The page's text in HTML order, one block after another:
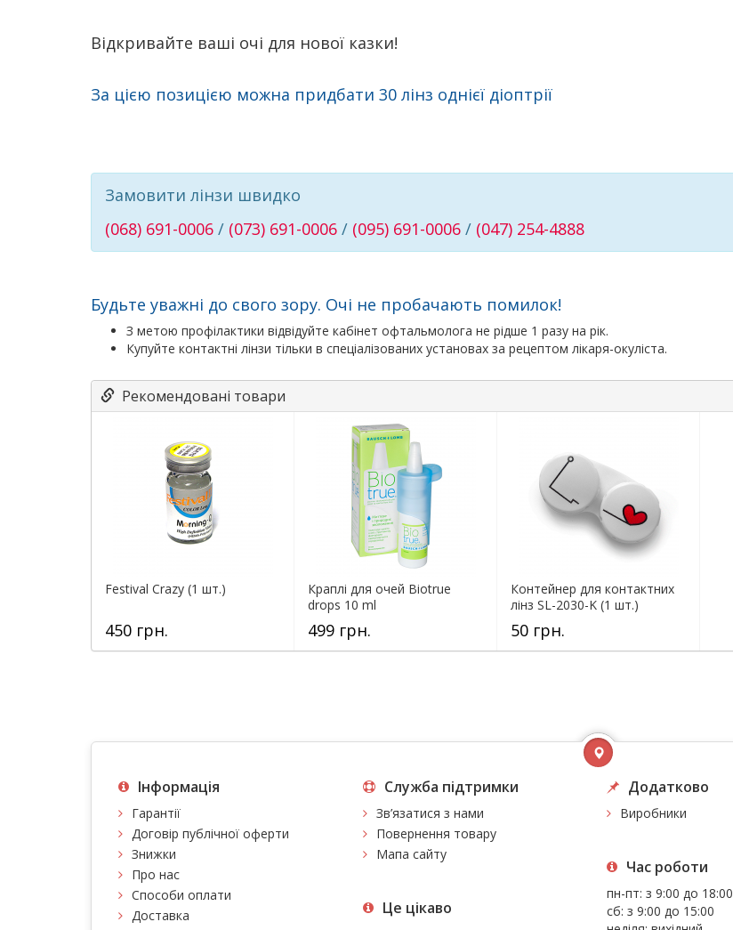
Відкривайте ваші очі для нової казки!
За цією позицією можна придбати 30 лінз однієї діоптрії
Замовити лінзи швидко
(068) 691-0006 / (073) 691-0006 / (095) 691-0006 / (047) 254-4888
Будьте уважні до свого зору. Очі не пробачають помилок!
З метою профілактики відвідуйте кабінет офтальмолога не рідше 1 разу на рік.
Купуйте контактні лінзи тільки в спеціалізованих установах за рецептом лікаря-окуліста.
Рекомендовані товари
Festival Crazy (1 шт.)
450 грн.
Краплі для очей Biotrue
drops 10 ml
499 грн.
Контейнер для контактних
лінз SL-2030-K (1 шт.)
50 грн.
Інформація
Гарантії
Договір публічної оферти
Знижки
Про нас
Способи оплати
Доставка
Служба підтримки
Зв’язатися з нами
Повернення товару
Мапа сайту
Це цiкаво
Додатково
Виробники
Час роботи
пн-пт: з 9:00 до 18:00
сб: з 9:00 до 15:00